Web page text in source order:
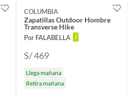
COLUMBIA
Zapatillas Outdoor Hombre
Transverse Hike
Por FALABELLA
S/ 469
Llega mañana
Retira mañana